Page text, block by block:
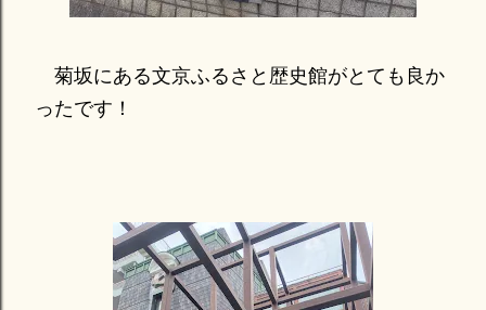
菊坂にある文京ふるさと歴史館がとても良か
ったです！